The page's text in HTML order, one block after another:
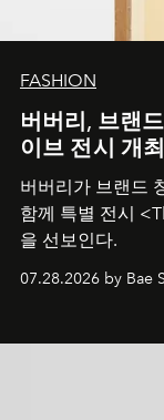
FASHION
버버리, 브랜
이브 전시 개최
버버리가 브랜드
함께 특별 전시
을 선보인다.
07.28.2026 by Bae